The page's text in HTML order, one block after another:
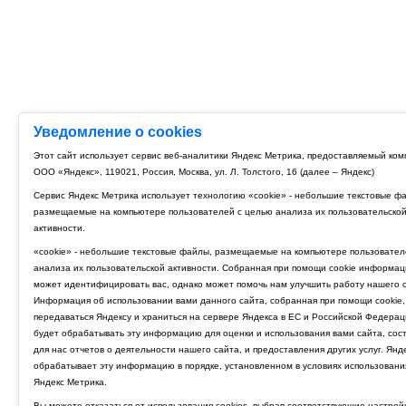
Уведомление о cookies
Этот сайт использует сервис веб-аналитики Яндекс Метрика, предоставляемый
ООО «Яндекс», 119021, Россия, Москва, ул. Л. Толстого, 16 (далее – Яндекс)
Сервис Яндекс Метрика использует технологию «cookie» - небольшие текстовые
размещаемые на компьютере пользователей с целью анализа их пользовательской
активности.
«cookie» - небольшие текстовые файлы, размещаемые на компьютере
анализа их пользовательской активности. Собранная при помощи cookie
может идентифицировать вас, однако может помочь нам улучшить работу нашего
Информация об использовании вами данного сайта, собранная при помощи cookie,
передаваться Яндексу и храниться на сервере Яндекса в ЕС и Российской
будет обрабатывать эту информацию для оценки и использования вами сайта,
для нас отчетов о деятельности нашего сайта, и предоставления других услуг.
обрабатывает эту информацию в порядке, установленном в условиях
Яндекс Метрика.